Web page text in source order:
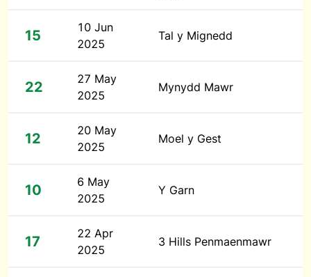
15
10 Jun
2025
Tal y Mignedd
22
27 May
2025
Mynydd Mawr
12
20 May
2025
Moel y Gest
10
6 May
2025
Y Garn
17
22 Apr
2025
3 Hills Penmaenmawr